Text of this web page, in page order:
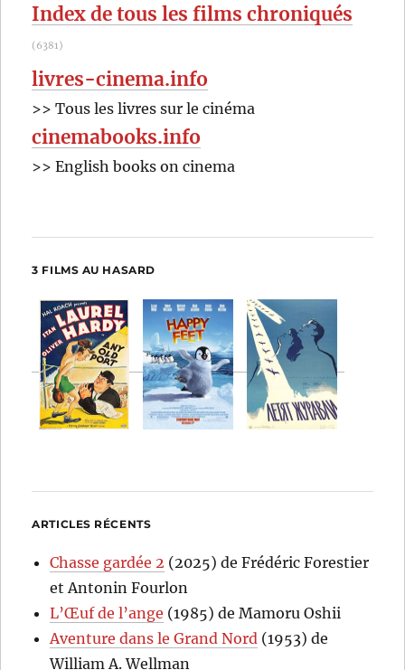
Index de tous les films chroniqués
(6381)
livres-cinema.info
>> Tous les livres sur le cinéma
cinemabooks.info
>> English books on cinema
3 FILMS AU HASARD
ARTICLES RÉCENTS
Chasse gardée 2 (2025) de Frédéric Forestier
et Antonin Fourlon
L’Œuf de l’ange (1985) de Mamoru Oshii
Aventure dans le Grand Nord (1953) de
William A. Wellman